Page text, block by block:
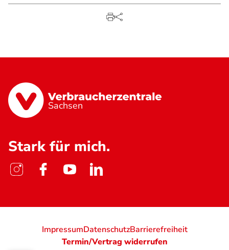
Sachsen
Stark für mich.
ImpressumDatenschutzBarrierefreiheit
Termin/Vertrag widerrufen